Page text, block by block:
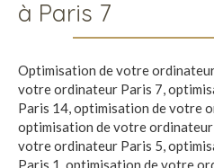
à Paris 7
Optimisation de votre
votre ordinateur Paris 7,
Paris 14,optimisation de votre
optimisation de votre
votre ordinateur Paris 5,
Paris 1,optimisation de votre